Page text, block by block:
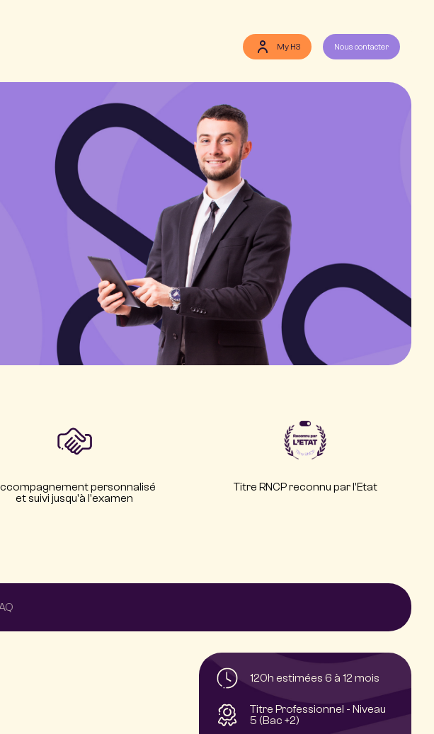
My H3 Nous contacter
personnalisé
et suivi jusqu'à l'examen
Titre RNCP reconnu par l'Etat
120h estimées 6 à 12 mois
Titre Professionnel - Niveau
5 (Bac +2)